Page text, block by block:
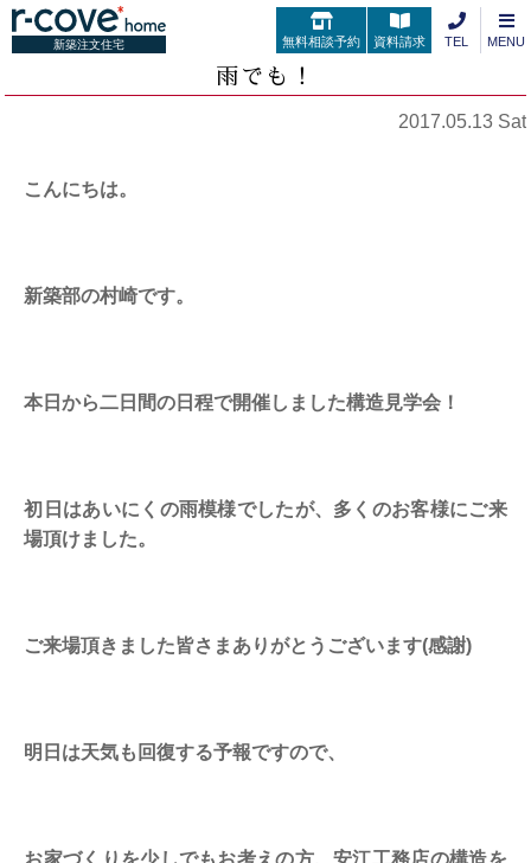
新築注文住宅 無料相談予約 資料請求 TEL MENU
雨でも！
2017.05.13 Sat
こんにちは。
新築部の村崎です。
本日から二日間の日程で開催しました構造見学会！
初日はあいにくの雨模様でしたが、多くのお客様にご来
場頂けました。
ご来場頂きました皆さまありがとうございます(感謝)
明日は天気も回復する予報ですので、
お家づくりを少しでもお考えの方、安江工務店の構造を